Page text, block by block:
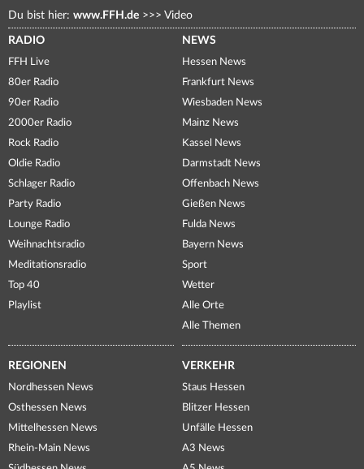
Du bist hier: www.FFH.de >>> Video
RADIO
FFH Live
80er Radio
90er Radio
2000er Radio
Rock Radio
Oldie Radio
Schlager Radio
Party Radio
Lounge Radio
Weihnachtsradio
Meditationsradio
Top 40
Playlist
NEWS
Hessen News
Frankfurt News
Wiesbaden News
Mainz News
Kassel News
Darmstadt News
Offenbach News
Gießen News
Fulda News
Bayern News
Sport
Wetter
Alle Orte
Alle Themen
REGIONEN
Nordhessen News
Osthessen News
Mittelhessen News
Rhein-Main News
VERKEHR
Staus Hessen
Blitzer Hessen
Unfälle Hessen
A3 News